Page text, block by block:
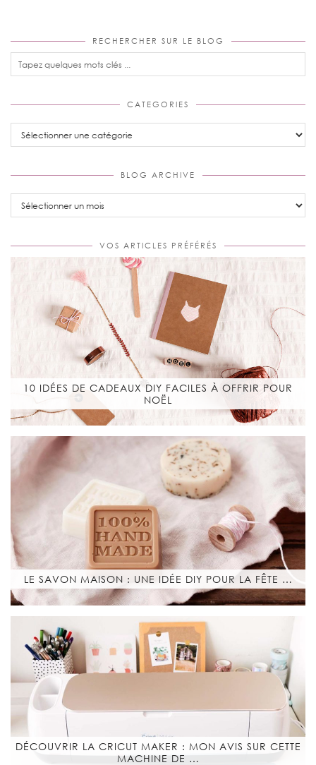
RECHERCHER SUR LE BLOG
CATEGORIES
Categories
BLOG ARCHIVE
Blog
Archive
VOS ARTICLES PRÉFÉRÉS
10 IDÉES DE CADEAUX DIY FACILES À OFFRIR POUR
NOËL
LE SAVON MAISON : UNE IDÉE DIY POUR LA FÊTE …
DÉCOUVRIR LA CRICUT MAKER : MON AVIS SUR CETTE
MACHINE DE …